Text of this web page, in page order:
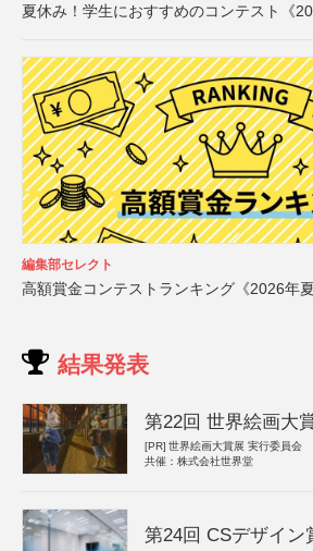
夏休み！学生におすすめのコンテスト《
編集部セレクト
高額賞金コンテストランキング《2026年夏
結果発表
第22回 世界絵画大
[PR] 世界絵画大賞展 実行委員会
共催：株式会社世界堂
第24回 CSデザイン